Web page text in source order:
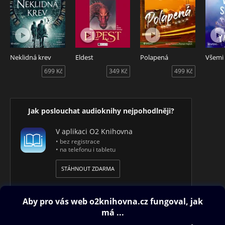
Přízrak – audiokniha obsahuje hororové povídky, jejichž
autorem je Montague Rhodes James. Čte Petr Šmíd, Arnošt
Goldflam, Marta Dancingerová, William Valerián a Pavel
Nový.
Neklidná krev
699 Kč
Eldest
349 Kč
Polapená
499 Kč
Jak poslouchat audioknihy nejpohodlněji?
V aplikaci O2 Knihovna
• bez registrace
• na telefonu i tabletu
STÁHNOUT ZDARMA